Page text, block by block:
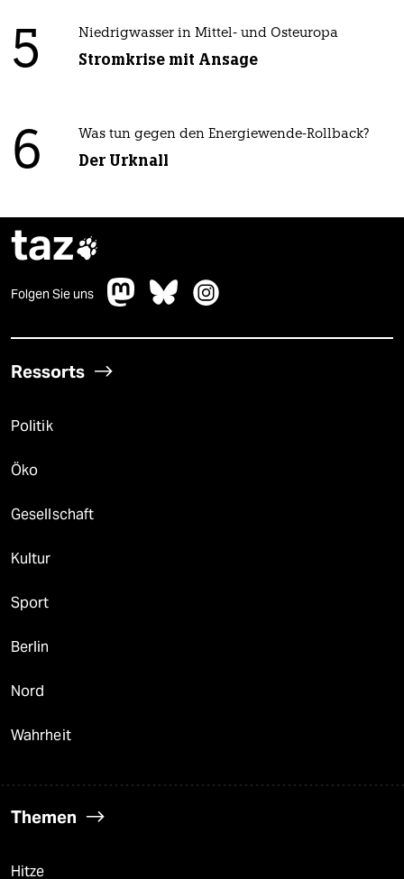
5 Niedrigwasser in Mittel- und Osteuropa
Stromkrise mit Ansage
6 Was tun gegen den Energiewende-Rollback?
Der Urknall
taz
Folgen Sie uns
Ressorts
Politik
Öko
Gesellschaft
Kultur
Sport
Berlin
Nord
Wahrheit
Themen
Hitze